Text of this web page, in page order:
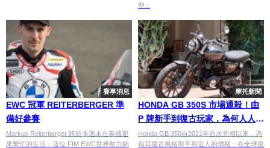
型...
賽事消息
EWC 冠軍 REITERBERGER 準
備好參賽
Markus Reiterberger 將於本週末在泰國迎
來繁忙的生活，這位 FIM EWC世界耐力錦
摩托新聞
HONDA GB 350S 市場通殺！由
P 牌新手到復古玩家，為何人人都
愛這台車
Honda GB 350自2021年首次亮相以來，憑
藉其復古風格與平易近人的價格，在全球復